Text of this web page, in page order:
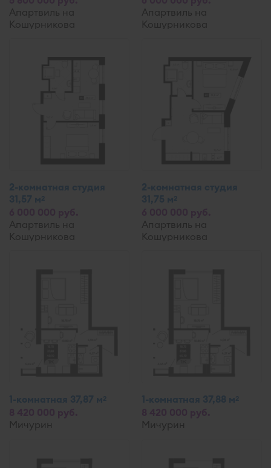
Апартвиль на
Кошурникова
Апартвиль на
Кошурникова
2-комнатная студия
31,57 м2
Апартвиль на
Кошурникова
2-комнатная студия
31,75 м2
Апартвиль на
Кошурникова
1-комнатная 37,87 м2
Мичурин
1-комнатная 37,88 м2
Мичурин